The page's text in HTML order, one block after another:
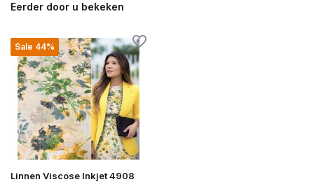
Eerder door u bekeken
Sale 44%
Linnen Viscose Inkjet 4908